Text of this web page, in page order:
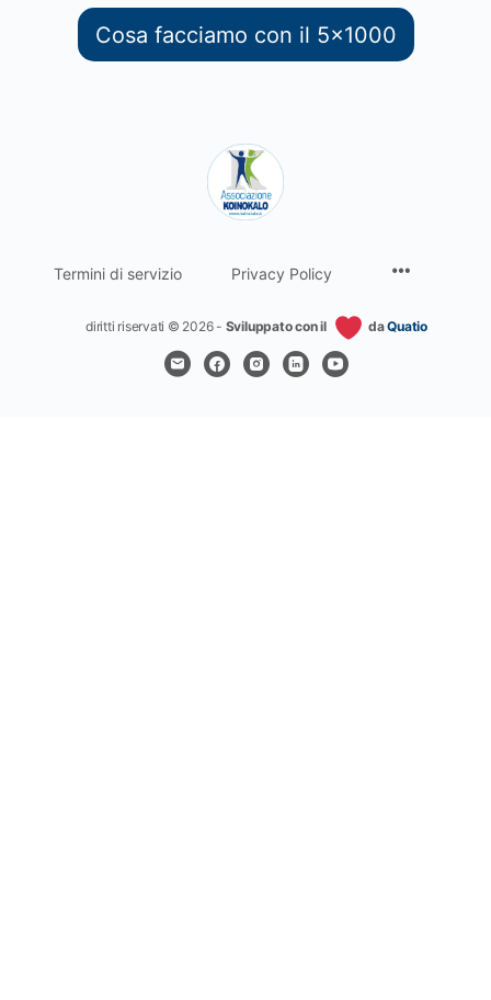
Cosa facciamo con il 5x1000
Termini di servizio Privacy Policy
diritti riservati © 2026 - Sviluppato con il daQuatio